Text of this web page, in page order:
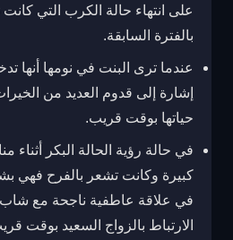
على انتهاء حالة الكرب التي
بالفترة السابقة.
عندما ترى البنت في نومها أنها
إشارة إلى قدوم العديد من
حياتها بوقت قريب.
في حالة رؤية الحالة البكر أثناء
كبيرة وكانت تشعر بالفرح فهي
في علاقة عاطفية ناجحة مع شاب
الارتباط بالزواج السعيد بوقت